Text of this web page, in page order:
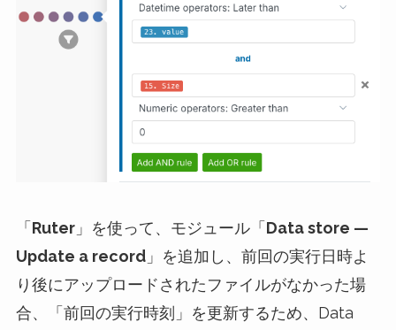
「Ruter」を使って、モジュール「Data store —
Update a record」を追加し、前回の実行日時よ
り後にアップロードされたファイルがなかった場
合、「前回の実行時刻」を更新するため、Data